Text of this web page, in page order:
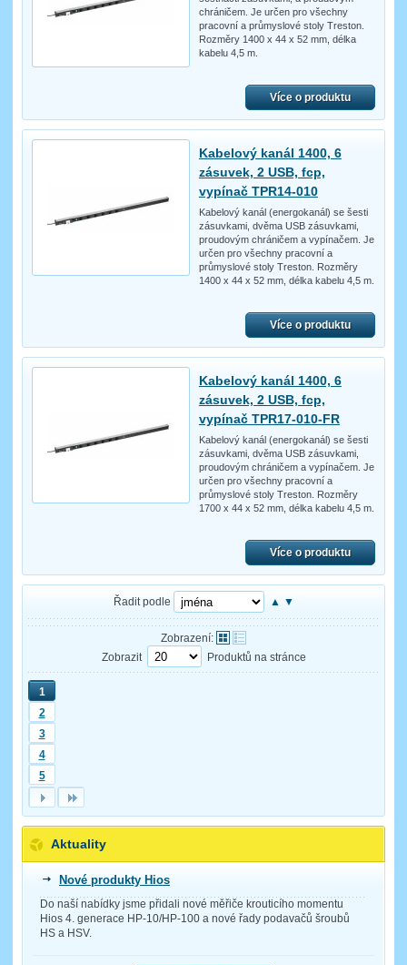
chráničem. Je určen pro všechny
pracovní a průmyslové stoly Treston.
Rozměry 1400 x 44 x 52 mm, délka
kabelu 4,5 m.
Více o produktu
Kabelový kanál 1400, 6
zásuvek, 2 USB, fcp,
vypínač TPR14-010
Kabelový kanál (energokanál) se šesti
zásuvkami, dvěma USB zásuvkami,
proudovým chráničem a vypínačem. Je
určen pro všechny pracovní a
průmyslové stoly Treston. Rozměry
1400 x 44 x 52 mm, délka kabelu 4,5 m.
Více o produktu
Kabelový kanál 1400, 6
zásuvek, 2 USB, fcp,
vypínač TPR17-010-FR
Kabelový kanál (energokanál) se šesti
zásuvkami, dvěma USB zásuvkami,
proudovým chráničem a vypínačem. Je
určen pro všechny pracovní a
průmyslové stoly Treston. Rozměry
1700 x 44 x 52 mm, délka kabelu 4,5 m.
Více o produktu
Řadit podle ▲ ▼
Zobrazení:
Zobrazit
Produktů na stránce
1
2
3
4
5
Aktuality
Nové produkty Hios
Do naší nabídky jsme přidali nové měřiče krouticího momentu
Hios 4. generace HP-10/HP-100 a nové řady podavačů šroubů
HS a HSV.